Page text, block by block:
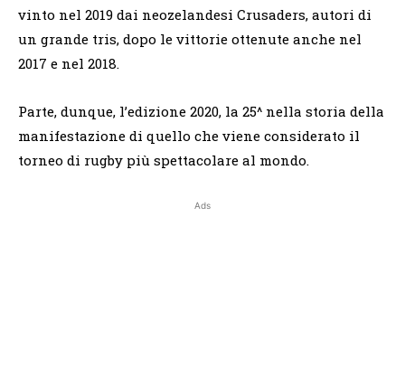
vinto nel 2019 dai neozelandesi Crusaders, autori di
un grande tris, dopo le vittorie ottenute anche nel
2017 e nel 2018.
Parte, dunque, l’edizione 2020, la 25^ nella storia della
manifestazione di quello che viene considerato il
torneo di rugby più spettacolare al mondo.
Ads